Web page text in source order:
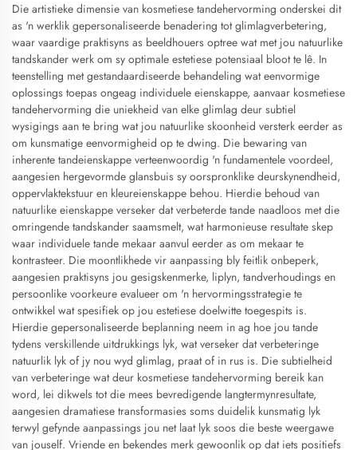
Die artistieke dimensie van kosmetiese tandehervorming onderskei dit
as 'n werklik gepersonaliseerde benadering tot glimlagverbetering,
waar vaardige praktisyns as beeldhouers optree wat met jou natuurlike
tandskander werk om sy optimale estetiese potensiaal bloot te lê. In
teenstelling met gestandaardiseerde behandeling wat eenvormige
oplossings toepas ongeag individuele eienskappe, aanvaar kosmetiese
tandehervorming die uniekheid van elke glimlag deur subtiel
wysigings aan te bring wat jou natuurlike skoonheid versterk eerder as
om kunsmatige eenvormigheid op te dwing. Die bewaring van
inherente tandeienskappe verteenwoordig 'n fundamentele voordeel,
aangesien hergevormde glansbuis sy oorspronklike deurskynendheid,
oppervlaktekstuur en kleureienskappe behou. Hierdie behoud van
natuurlike eienskappe verseker dat verbeterde tande naadloos met die
omringende tandskander saamsmelt, wat harmonieuse resultate skep
waar individuele tande mekaar aanvul eerder as om mekaar te
kontrasteer. Die moontlikhede vir aanpassing bly feitlik onbeperk,
aangesien praktisyns jou gesigskenmerke, liplyn, tandverhoudings en
persoonlike voorkeure evalueer om 'n hervormingsstrategie te
ontwikkel wat spesifiek op jou estetiese doelwitte toegespits is.
Hierdie gepersonaliseerde beplanning neem in ag hoe jou tande
tydens verskillende uitdrukkings lyk, wat verseker dat verbeteringe
natuurlik lyk of jy nou wyd glimlag, praat of in rus is. Die subtielheid
van verbeteringe wat deur kosmetiese tandehervorming bereik kan
word, lei dikwels tot die mees bevredigende langtermynresultate,
aangesien dramatiese transformasies soms duidelik kunsmatig lyk
terwyl gefynde aanpassings jou net laat lyk soos die beste weergawe
van jouself. Vriende en bekendes merk gewoonlik op dat iets positiefs